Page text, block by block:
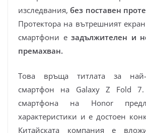
изследвания,без поставен
Протектора на вътрешният
смартфони езадължителен и
премахван.
Това връща титлата за най-
смартфон на Galaxy Z Fold 7.
смартфона на Honor
характеристики и е достоен
Китайската компания е